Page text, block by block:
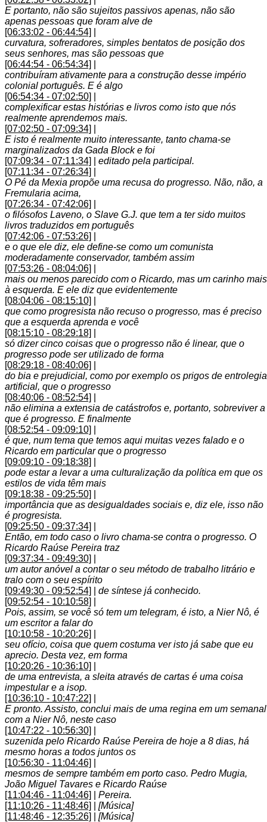
E portanto, não são sujeitos passivos apenas, não são
apenas pessoas que foram alve de
[06:33:02 - 06:44:54]
curvatura, sofreradores, simples bentatos de posição dos
seus senhores, mas são pessoas que
[06:44:54 - 06:54:34]
contribuíram ativamente para a construção desse império
colonial português. E é algo
[06:54:34 - 07:02:50]
complexificar estas histórias e livros como isto que nós
realmente aprendemos mais.
[07:02:50 - 07:09:34]
E isto é realmente muito interessante, tanto chama-se
marginalizados da Gada Block e foi
[07:09:34 - 07:11:34]
editado pela participal.
[07:11:34 - 07:26:34]
O Pé da Mexia propõe uma recusa do progresso. Não, não, a
Fremularia acima,
[07:26:34 - 07:42:06]
o filósofos Laveno, o Slave G.J. que tem a ter sido muitos
livros traduzidos em português
[07:42:06 - 07:53:26]
e o que ele diz, ele define-se como um comunista
moderadamente conservador, também assim
[07:53:26 - 08:04:06]
mais ou menos parecido com o Ricardo, mas um carinho mais
à esquerda. E ele diz que evidentemente
[08:04:06 - 08:15:10]
que como progresista não recuso o progresso, mas é preciso
que a esquerda aprenda e você
[08:15:10 - 08:29:18]
só dizer cinco coisas que o progresso não é linear, que o
progresso pode ser utilizado de forma
[08:29:18 - 08:40:06]
do bia e prejudicial, como por exemplo os prigos de entrolegia
artificial, que o progresso
[08:40:06 - 08:52:54]
não elimina a extensia de catástrofos e, portanto, sobreviver a
que é progresso. E finalmente
[08:52:54 - 09:09:10]
é que, num tema que temos aqui muitas vezes falado e o
Ricardo em particular que o progresso
[09:09:10 - 09:18:38]
pode estar a levar a uma culturalização da política em que os
estilos de vida têm mais
[09:18:38 - 09:25:50]
importância que as desigualdades sociais e, diz ele, isso não
é progresista.
[09:25:50 - 09:37:34]
Então, em todo caso o livro chama-se contra o progresso. O
Ricardo Raúse Pereira traz
[09:37:34 - 09:49:30]
um autor anóvel a contar o seu método de trabalho litrário e
tralo com o seu espírito
[09:49:30 - 09:52:54]
de síntese já conhecido.
[09:52:54 - 10:10:58]
Pois, assim, se você só tem um telegram, é isto, a Nier Nô, é
um escritor a falar do
[10:10:58 - 10:20:26]
seu ofício, coisa que quem costuma ver isto já sabe que eu
aprecio. Desta vez, em forma
[10:20:26 - 10:36:10]
de uma entrevista, a sleita através de cartas é uma coisa
impestular e a isop.
[10:36:10 - 10:47:22]
E pronto. Assisto, conclui mais de uma regina em um semanal
com a Nier Nô, neste caso
[10:47:22 - 10:56:30]
suzenida pelo Ricardo Raúse Pereira de hoje a 8 dias, há
mesmo horas a todos juntos os
[10:56:30 - 11:04:46]
mesmos de sempre também em porto caso. Pedro Mugia,
João Miguel Tavares e Ricardo Raúse
[11:04:46 - 11:04:46]
Pereira.
[11:10:26 - 11:48:46]
[Música]
[11:48:46 - 12:35:26]
[Música]